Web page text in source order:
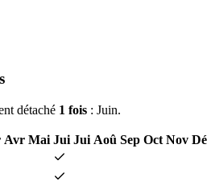
détaché 1 fois : Juin.
Avr Mai Jui Jui Aoû Sep Oct Nov